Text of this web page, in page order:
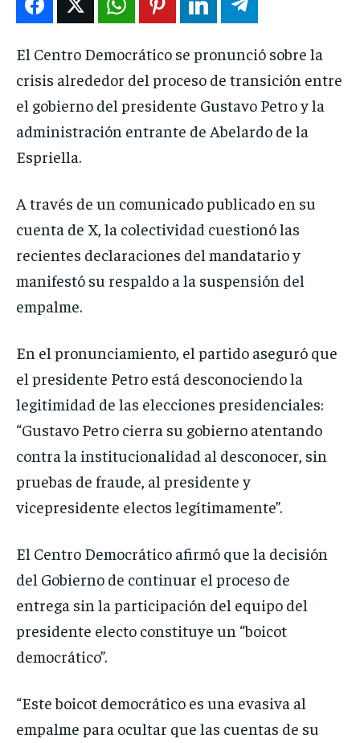
El Centro Democrático se pronunció sobre la
crisis alrededor del proceso de transición entre
el gobierno del presidente Gustavo Petro y la
administración entrante de Abelardo de la
Espriella.
A través de un comunicado publicado en su
cuenta de X, la colectividad cuestionó las
recientes declaraciones del mandatario y
manifestó su respaldo a la suspensión del
empalme.
En el pronunciamiento, el partido aseguró que
el presidente Petro está desconociendo la
legitimidad de las elecciones presidenciales:
“Gustavo Petro cierra su gobierno atentando
contra la institucionalidad al desconocer, sin
pruebas de fraude, al presidente y
vicepresidente electos legítimamente”.
El Centro Democrático afirmó que la decisión
del Gobierno de continuar el proceso de
entrega sin la participación del equipo del
presidente electo constituye un “boicot
democrático”.
“Este boicot democrático es una evasiva al
empalme para ocultar que las cuentas de su